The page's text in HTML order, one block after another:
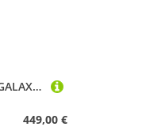
EXIT Basketballständer GALAXY Inground, in 5 Höhen einstellbar
449,00 €